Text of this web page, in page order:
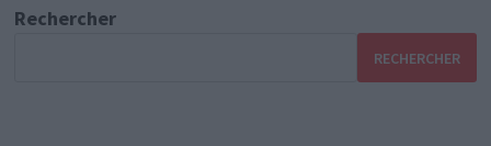
Rechercher
RECHERCHER